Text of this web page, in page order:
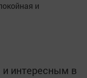
и
интересным в